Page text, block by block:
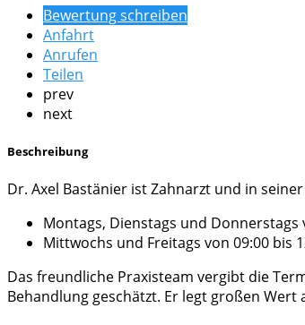
Bewertung schreiben
Anfahrt
Anrufen
Teilen
prev
next
Beschreibung
Dr. Axel Bastänier ist Zahnarzt und in
Montags, Dienstags und Donnerstags
Mittwochs und Freitags von 09:00 bis
Das freundliche Praxisteam vergibt die
Behandlung geschätzt. Er legt großen